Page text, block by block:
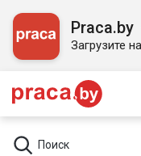
Praca.by
Загрузите
Поиск